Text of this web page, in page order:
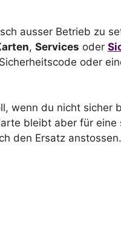
ausser Betrieb zu
, Services oder
oder
wenn du nicht sicher
bleibt aber für eine
den Ersatz anstossen.